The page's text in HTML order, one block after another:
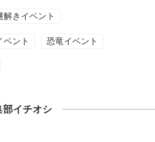
解きイベント
ベント 恐竜イベント
部イチオシ